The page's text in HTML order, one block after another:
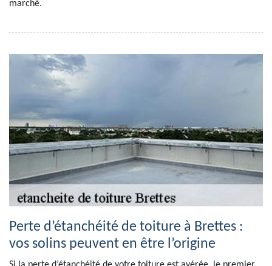
marché.
Perte d’étanchéité de toiture à Brettes :
vos solins peuvent en être l’origine